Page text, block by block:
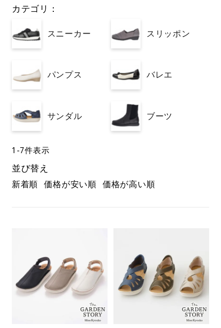
カテゴリ：
スニーカー スリッポン
パンプス バレエ
サンダル ブーツ
並び替え
新着順 価格が安い順 価格が高い順
1 -7件表示